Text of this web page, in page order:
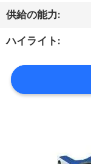
旅
行
品
供給の能力:
ハイライト: